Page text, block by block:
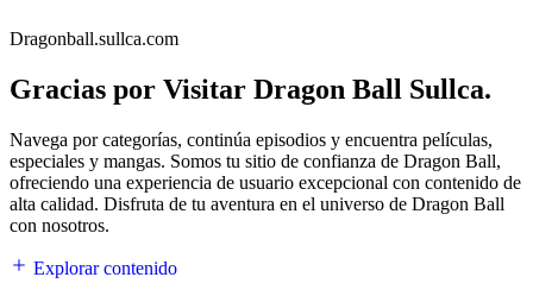
Dragonball.sullca.com
Gracias por Visitar Dragon Ball Sullca.
Navega por categorías, continúa episodios y encuentra películas,
especiales y mangas. Somos tu sitio de confianza de Dragon Ball,
ofreciendo una experiencia de usuario excepcional con contenido de
alta calidad. Disfruta de tu aventura en el universo de Dragon Ball
con nosotros.
Explorar contenido